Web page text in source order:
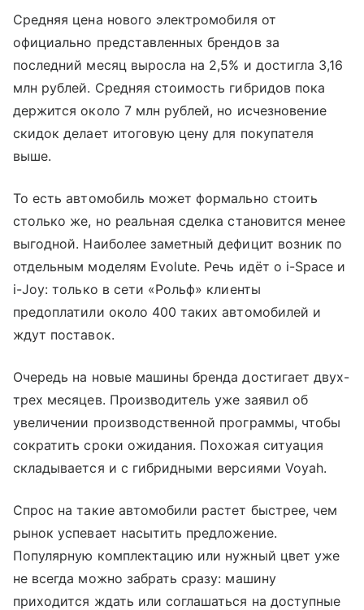
Средняя цена нового электромобиля от
официально представленных брендов за
последний месяц выросла на 2,5% и достигла 3,16
млн рублей. Средняя стоимость гибридов пока
держится около 7 млн рублей, но исчезновение
скидок делает итоговую цену для покупателя
выше.
То есть автомобиль может формально стоить
столько же, но реальная сделка становится менее
выгодной. Наиболее заметный дефицит возник по
отдельным моделям Evolute. Речь идёт о i-Space и
i-Joy: только в сети «Рольф» клиенты
предоплатили около 400 таких автомобилей и
ждут поставок.
Очередь на новые машины бренда достигает двух-
трех месяцев. Производитель уже заявил об
увеличении производственной программы, чтобы
сократить сроки ожидания. Похожая ситуация
складывается и с гибридными версиями Voyah.
Спрос на такие автомобили растет быстрее, чем
рынок успевает насытить предложение.
Популярную комплектацию или нужный цвет уже
не всегда можно забрать сразу: машину
приходится ждать или соглашаться на доступные